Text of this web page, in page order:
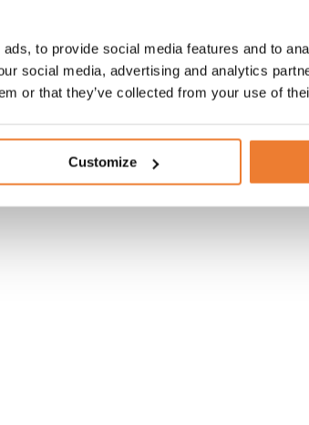
to provide social media features and to
social media, advertising and analytics
or that they’ve collected from your use of
Customize